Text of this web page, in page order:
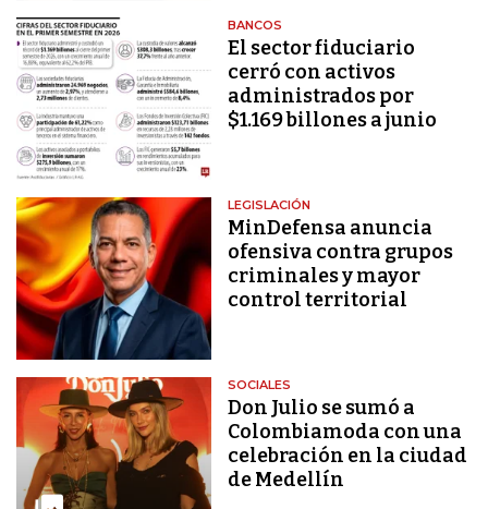
BANCOS
El sector fiduciario
cerró con activos
administrados por
$1.169 billones a junio
LEGISLACIÓN
MinDefensa anuncia
ofensiva contra grupos
criminales y mayor
control territorial
SOCIALES
Don Julio se sumó a
Colombiamoda con una
celebración en la ciudad
de Medellín